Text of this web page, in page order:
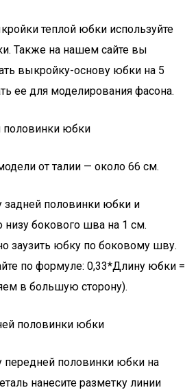
теплой юбки используйте
Также на нашем сайте вы
выкройку-основу юбки на 5
ее для моделирования фасона.
половинки юбки
от талии — около 66 см.
половинки юбки и
бокового шва на 1 см.
заузить юбку по боковому шву.
по формуле: 0,33*Длину юбки =
в большую сторону).
половинки юбки
половинки юбки на
нанесите разметку линии